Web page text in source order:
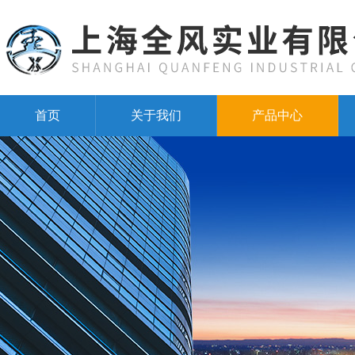
首页 关于我们 产品中心